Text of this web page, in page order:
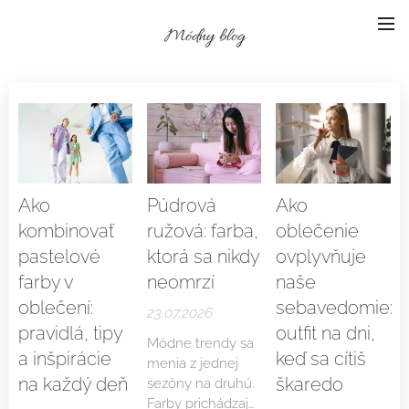
Módny blog
Ako
kombinovať
pastelové
farby v
oblečení:
pravidlá, tipy
a inšpirácie
na každý deň
Púdrová
ružová: farba,
ktorá sa nikdy
neomrzí
23.07.2026
Módne trendy sa
menia z jednej
sezóny na druhú.
Farby prichádzajú
Ako
oblečenie
ovplyvňuje
naše
sebavedomie:
outfit na dni,
keď sa cítiš
škaredo